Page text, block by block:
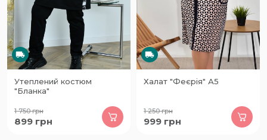
Утеплений костюм
"Бланка"
1 750грн
899 грн
Халат "Феєрія" А5
1 250грн
999 грн